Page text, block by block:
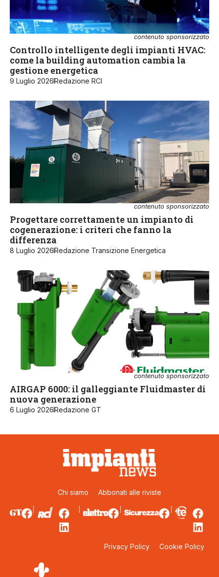
contenuto sponsorizzato
Controllo intelligente degli impianti HVAC:
come la building automation cambia la
gestione energetica
9 Luglio 2026Redazione RCI
contenuto sponsorizzato
Progettare correttamente un impianto di
cogenerazione: i criteri che fanno la
differenza
8 Luglio 2026Redazione Transizione Energetica
contenuto sponsorizzato
AIRGAP 6000: il galleggiante Fluidmaster di
nuova generazione
6 Luglio 2026Redazione GT
Chi siamo Abbonati alle riviste
Privacy Policy Cookie Policy